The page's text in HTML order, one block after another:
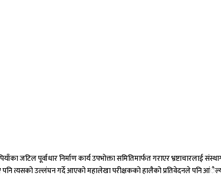
जटिल पूर्वाधार निर्माण कार्य उपभोक्ता समितिमार्फत गराएर भ्रष्टाचारलाई
त्यसको उल्लंघन गर्दे आएको महालेखा परीक्षकको हालैको प्रतिवेदनले पनि